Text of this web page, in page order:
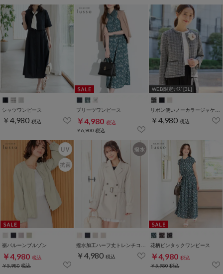
シャツワンピース
￥4,980 税込
プリーツワンピース
￥4,980 税込
￥6,900税込
WEB限定ｻｲｽﾞ[3L]
￥4,980 税込
裾バルーンブルゾン
￥4,980 税込
￥5,980税込
撥水加工ハーフ丈トレンチコート
￥4,980 税込
花柄ピンタックワンピース
￥4,980 税込
￥5,980税込